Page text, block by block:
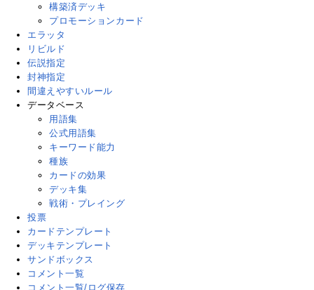
構築済デッキ
プロモーションカード
エラッタ
リビルド
伝説指定
封神指定
間違えやすいルール
データベース
用語集
公式用語集
キーワード能力
種族
カードの効果
デッキ集
戦術・プレイング
投票
カードテンプレート
デッキテンプレート
サンドボックス
コメント一覧
コメント一覧/ログ保存